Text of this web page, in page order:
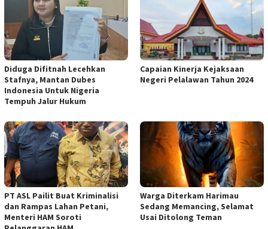
Diduga Difitnah Lecehkan
Stafnya, Mantan Dubes
Indonesia Untuk Nigeria
Tempuh Jalur Hukum
Capaian Kinerja Kejaksaan
Negeri Pelalawan Tahun 2024
PT ASL Pailit Buat Kriminalisi
dan Rampas Lahan Petani,
Menteri HAM Soroti
Warga Diterkam Harimau
Sedang Memancing, Selamat
Usai Ditolong Teman